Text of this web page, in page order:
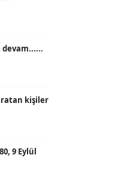
kişiler
9 Eylül